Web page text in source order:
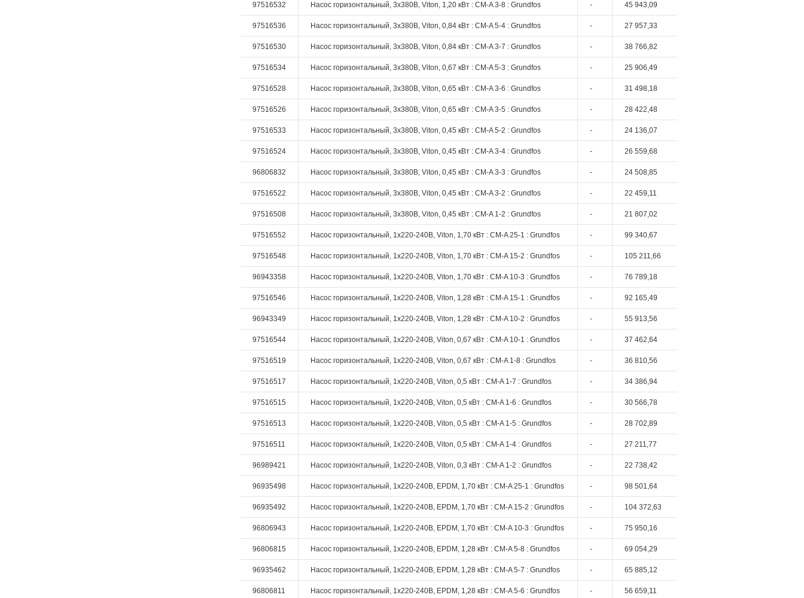
97516532 Насос горизонтальный, 3х380В, Viton, 1,20 кВт : CM-A 3-8 : Grundfos - 45 943,09
97516536 Насос горизонтальный, 3х380В, Viton, 0,84 кВт : CM-A 5-4 : Grundfos - 27 957,33
97516530 Насос горизонтальный, 3х380В, Viton, 0,84 кВт : CM-A 3-7 : Grundfos - 38 766,82
97516534 Насос горизонтальный, 3х380В, Viton, 0,67 кВт : CM-A 5-3 : Grundfos - 25 906,49
97516528 Насос горизонтальный, 3х380В, Viton, 0,65 кВт : CM-A 3-6 : Grundfos - 31 498,18
97516526 Насос горизонтальный, 3х380В, Viton, 0,65 кВт : CM-A 3-5 : Grundfos - 28 422,48
97516533 Насос горизонтальный, 3х380В, Viton, 0,45 кВт : CM-A 5-2 : Grundfos - 24 136,07
97516524 Насос горизонтальный, 3х380В, Viton, 0,45 кВт : CM-A 3-4 : Grundfos - 26 559,68
96806832 Насос горизонтальный, 3х380В, Viton, 0,45 кВт : CM-A 3-3 : Grundfos - 24 508,85
97516522 Насос горизонтальный, 3х380В, Viton, 0,45 кВт : CM-A 3-2 : Grundfos - 22 459,11
97516508 Насос горизонтальный, 3х380В, Viton, 0,45 кВт : CM-A 1-2 : Grundfos - 21 807,02
97516552 Насос горизонтальный, 1х220-240В, Viton, 1,70 кВт : CM-A 25-1 : Grundfos - 99 340,67
97516548 Насос горизонтальный, 1х220-240В, Viton, 1,70 кВт : CM-A 15-2 : Grundfos - 105 211,66
96943358 Насос горизонтальный, 1х220-240В, Viton, 1,70 кВт : CM-A 10-3 : Grundfos - 76 789,18
97516546 Насос горизонтальный, 1х220-240В, Viton, 1,28 кВт : CM-A 15-1 : Grundfos - 92 165,49
96943349 Насос горизонтальный, 1х220-240В, Viton, 1,28 кВт : CM-A 10-2 : Grundfos - 55 913,56
97516544 Насос горизонтальный, 1х220-240В, Viton, 0,67 кВт : CM-A 10-1 : Grundfos - 37 462,64
97516519 Насос горизонтальный, 1х220-240В, Viton, 0,67 кВт : CM-A 1-8 : Grundfos - 36 810,56
97516517 Насос горизонтальный, 1х220-240В, Viton, 0,5 кВт : CM-A 1-7 : Grundfos - 34 386,94
97516515 Насос горизонтальный, 1х220-240В, Viton, 0,5 кВт : CM-A 1-6 : Grundfos - 30 566,78
97516513 Насос горизонтальный, 1х220-240В, Viton, 0,5 кВт : CM-A 1-5 : Grundfos - 28 702,89
97516511 Насос горизонтальный, 1х220-240В, Viton, 0,5 кВт : CM-A 1-4 : Grundfos - 27 211,77
96989421 Насос горизонтальный, 1х220-240В, Viton, 0,3 кВт : CM-A 1-2 : Grundfos - 22 738,42
96935498 Насос горизонтальный, 1х220-240В, EPDM, 1,70 кВт : CM-A 25-1 : Grundfos - 98 501,64
96935492 Насос горизонтальный, 1х220-240В, EPDM, 1,70 кВт : CM-A 15-2 : Grundfos - 104 372,63
96806943 Насос горизонтальный, 1х220-240В, EPDM, 1,70 кВт : CM-A 10-3 : Grundfos - 75 950,16
96806815 Насос горизонтальный, 1х220-240В, EPDM, 1,28 кВт : CM-A 5-8 : Grundfos - 69 054,29
96935462 Насос горизонтальный, 1х220-240В, EPDM, 1,28 кВт : CM-A 5-7 : Grundfos - 65 885,12
96806811 Насос горизонтальный, 1х220-240В, EPDM, 1,28 кВт : CM-A 5-6 : Grundfos - 56 659,11